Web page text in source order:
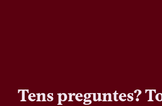
Tens preguntes?